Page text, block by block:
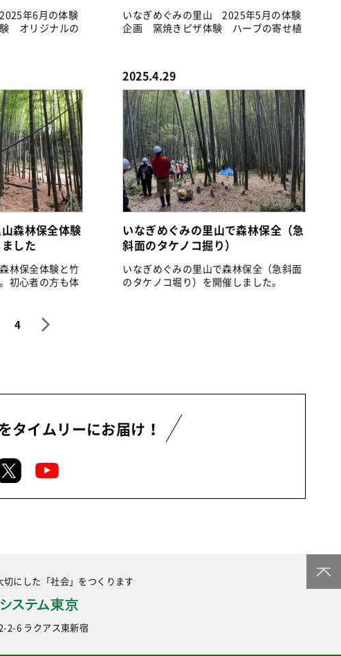
年6月の体験
オリジナルの
いなぎめぐみの里山 2025年5月の体験
企画 窯焼きピザ体験 ハーブの寄せ植
山森林保全体験
した
林保全体験と竹
初心者の方も体
2025.4.29
いなぎめぐみの里山で森林保全（急
斜面のタケノコ掘り）
いなぎめぐみの里山で森林保全（急斜面
のタケノコ堀り）を開催しました。
4
タイムリーにお届け！
切にした 「社会」をつくります
2-6 ラクアス東新宿